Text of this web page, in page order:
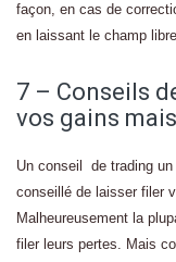
façon, en cas de
en laissant le champ
7 – Conseils
vos gains
Un conseil de trading
conseillé de laisser filer
Malheureusement la
filer leurs pertes. Mais